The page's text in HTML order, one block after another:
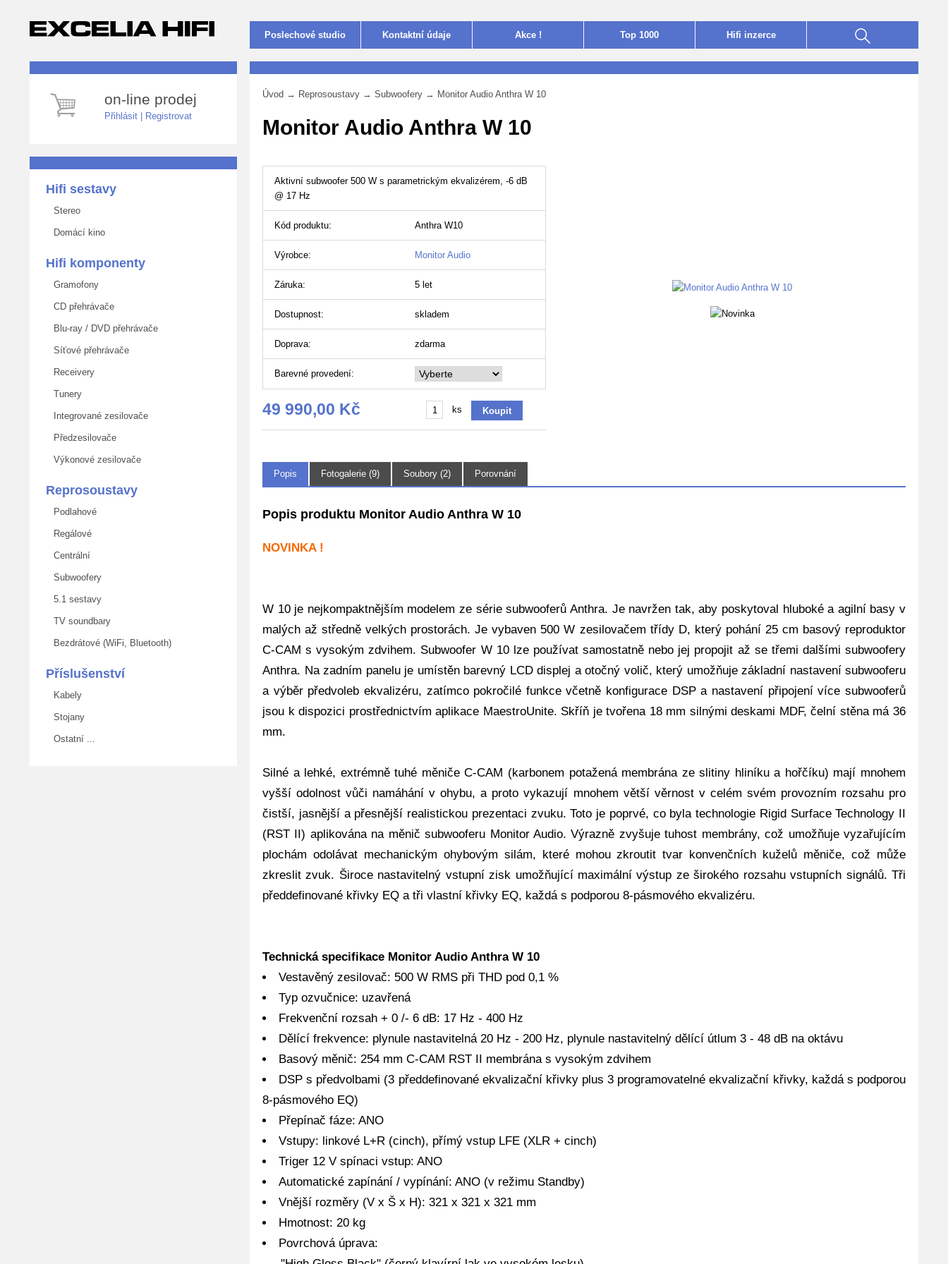
Poslechové studio Kontaktní údaje Akce ! Top 1000 Hifi inzerce
on-line prodej
Přihlásit Registrovat
Hifi sestavy
Stereo
Domácí kino
Hifi komponenty
Gramofony
CD přehrávače
Blu-ray / DVD přehrávače
Síťové přehrávače
Receivery
Tunery
Integrované zesilovače
Předzesilovače
Výkonové zesilovače
Reprosoustavy
Podlahové
Regálové
Centrální
Subwoofery
5.1 sestavy
TV soundbary
Bezdrátové (WiFi, Bluetooth)
Příslušenství
Kabely
Stojany
Ostatní ...
Úvod → Reprosoustavy → Subwoofery → Monitor Audio Anthra W 10
Monitor Audio Anthra W 10
Aktivní subwoofer 500 W s parametrickým ekvalizérem, -6 dB
@ 17 Hz
Kód produktu: Anthra W10
Výrobce: Monitor Audio
Záruka: 5 let
Dostupnost: skladem
Doprava: zdarma
Barevné provedení:
49 990,00 Kč ks
Popis Fotogalerie (9) Soubory (2) Porovnání
Popis produktu Monitor Audio Anthra W 10
NOVINKA !
W 10 je nejkompaktnějším modelem ze série subwooferů Anthra. Je navržen tak, aby poskytoval hluboké a agilní basy v
malých až středně velkých prostorách. Je vybaven 500 W zesilovačem třídy D, který pohání 25 cm basový reproduktor
C-CAM s vysokým zdvihem. Subwoofer W 10 lze používat samostatně nebo jej propojit až se třemi dalšími subwoofery
Anthra. Na zadním panelu je umístěn barevný LCD displej a otočný volič, který umožňuje základní nastavení subwooferu
a výběr předvoleb ekvalizéru, zatímco pokročilé funkce včetně konfigurace DSP a nastavení připojení více subwooferů
jsou k dispozici prostřednictvím aplikace MaestroUnite. Skříň je tvořena 18 mm silnými deskami MDF, čelní stěna má 36
mm.
Silné a lehké, extrémně tuhé měniče C-CAM (karbonem potažená membrána ze slitiny hliníku a hořčíku) mají mnohem
vyšší odolnost vůči namáhání v ohybu, a proto vykazují mnohem větší věrnost v celém svém provozním rozsahu pro
čistší, jasnější a přesnější realistickou prezentaci zvuku. Toto je poprvé, co byla technologie Rigid Surface Technology II
(RST II) aplikována na měnič subwooferu Monitor Audio. Výrazně zvyšuje tuhost membrány, což umožňuje vyzařujícím
plochám odolávat mechanickým ohybovým silám, které mohou zkroutit tvar konvenčních kuželů měniče, což může
zkreslit zvuk. Široce nastavitelný vstupní zisk umožňující maximální výstup ze širokého rozsahu vstupních signálů. Tři
předdefinované křivky EQ a tři vlastní křivky EQ, každá s podporou 8-pásmového ekvalizéru.
Technická specifikace Monitor Audio Anthra W 10
Vestavěný zesilovač: 500 W RMS při THD pod 0,1 %
Typ ozvučnice: uzavřená
Frekvenční rozsah + 0 /- 6 dB: 17 Hz - 400 Hz
Dělící frekvence: plynule nastavitelná 20 Hz - 200 Hz, plynule nastavitelný dělící útlum 3 - 48 dB na oktávu
Basový měnič: 254 mm C-CAM RST II membrána s vysokým zdvihem
DSP s předvolbami (3 předdefinované ekvalizační křivky plus 3 programovatelné ekvalizační křivky, každá s podporou
8-pásmového EQ)
Přepínač fáze: ANO
Vstupy: linkové L+R (cinch), přímý vstup LFE (XLR + cinch)
Triger 12 V spínaci vstup: ANO
Automatické zapínání / vypínání: ANO (v režimu Standby)
Vnější rozměry (V x Š x H): 321 x 321 x 321 mm
Hmotnost: 20 kg
Povrchová úprava: